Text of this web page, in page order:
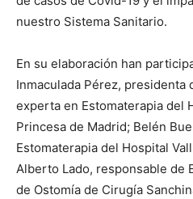
nuestro Sistema Sanitario.
En su elaboración han
Inmaculada Pérez, presidenta
experta en Estomaterapia del
Princesa de Madrid; Belén
Estomaterapia del Hospital
Alberto Lado, responsable de
de Ostomía de Cirugía